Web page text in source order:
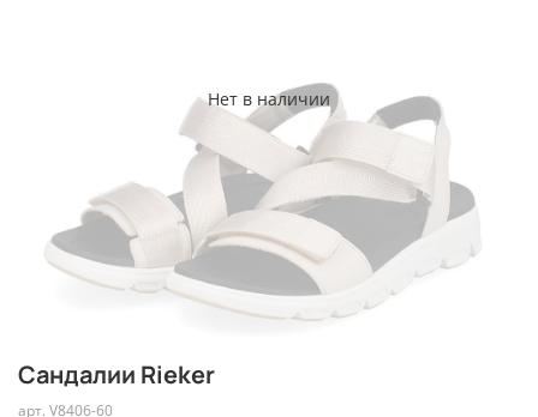
Нет в наличии
Сандалии Rieker
арт. V8406-60